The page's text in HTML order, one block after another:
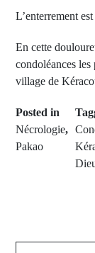
L’enterrement
En cette
condoléances les
village de
Posted in
Nécrologie,
Pakao